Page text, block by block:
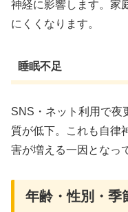
神経に影響します。家
にくくなります。
睡眠不足
SNS・ネット利用で夜
質が低下。これも自律
害が増える一因となっ
年齢・性別・季